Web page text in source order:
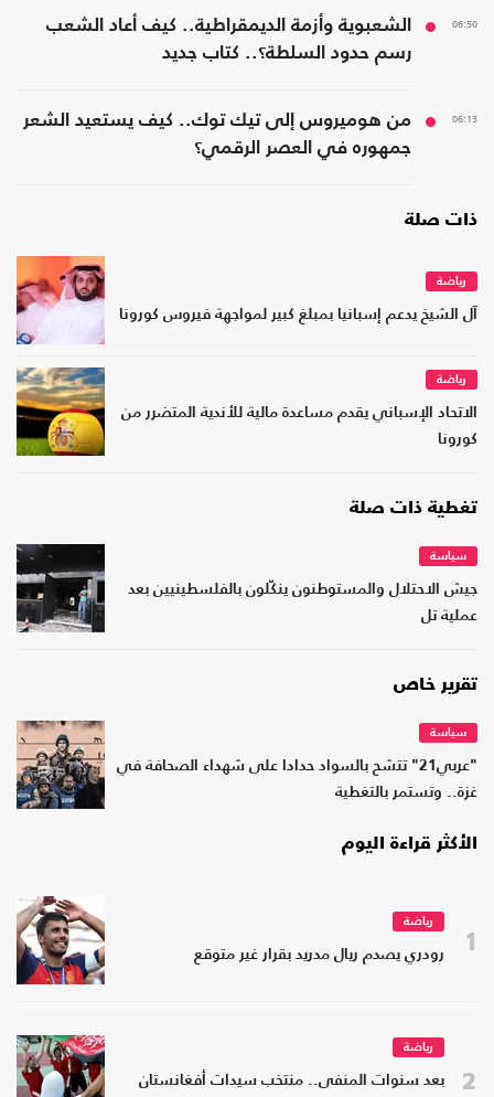
06:50
الشعبوية وأزمة الديمقراطية.. كيف أعاد الشعب
رسم حدود السلطة؟.. كتاب جديد
06:13
من هوميروس إلى تيك توك.. كيف يستعيد الشعر
جمهوره في العصر الرقمي؟
ذات صلة
رياضة
آل الشيخ يدعم إسبانيا بمبلغ كبير لمواجهة فيروس كورونا
رياضة
الاتحاد الإسباني يقدم مساعدة مالية للأندية المتضرر من
كورونا
تغطية ذات صلة
سياسة
جيش الاحتلال والمستوطنون ينكّلون بالفلسطينيين بعد
عملية تل
تقرير خاص
سياسة
"عربي21" تتشح بالسواد حدادا على شهداء الصحافة في
غزة.. وتستمر بالتغطية
الأكثر قراءة اليوم
1
رياضة
رودري يصدم ريال مدريد بقرار غير متوقع
2
رياضة
بعد سنوات المنفى.. منتخب سيدات أفغانستان